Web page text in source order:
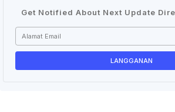
Get Notified About Next Update